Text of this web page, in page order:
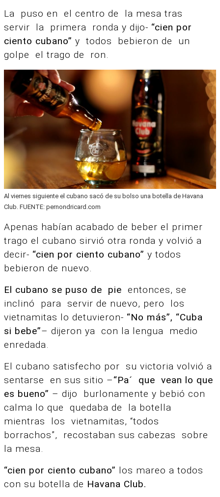
La puso en el centro de la mesa tras
servir la primera ronda y dijo- “cien por
ciento cubano” y todos bebieron de un
golpe el trago de ron.
Al viernes siguiente el cubano sacó de su bolso una botella de Havana
Club. FUENTE: pernondricard.com
Apenas habían acabado de beber el primer
trago el cubano sirvió otra ronda y volvió a
decir- “cien por ciento cubano” y todos
bebieron de nuevo.
El cubano se puso de pie entonces, se
inclinó para servir de nuevo, pero los
vietnamitas lo detuvieron- “No más”, “Cuba
si bebe”– dijeron ya con la lengua medio
enredada.
El cubano satisfecho por su victoria volvió a
sentarse en sus sitio –“Pa´ que vean lo que
es bueno” – dijo burlonamente y bebió con
calma lo que quedaba de la botella
mientras los vietnamitas, “todos
borrachos”, recostaban sus cabezas sobre
la mesa.
“cien por ciento cubano” los mareo a todos
con su botella de Havana Club.